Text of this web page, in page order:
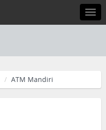
ATM Mandiri